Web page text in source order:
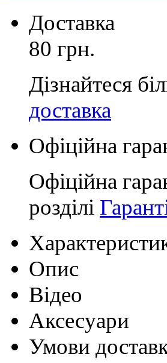
Доставка
80 грн.
Дізнайтеся
доставка
Офіційна
Офіційна
розділі
Опис
Відео
Аксесуари
Умови